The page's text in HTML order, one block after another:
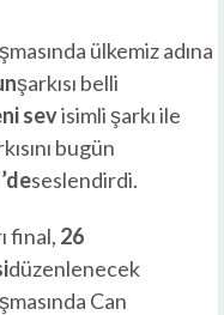
ülkemiz adına
şarkısı belli
sevisimli şarkı ile
bugün
seslendirdi.
final, 26
düzenlenecek
Can